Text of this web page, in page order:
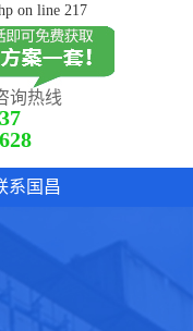
on line 217
询热线
系国昌